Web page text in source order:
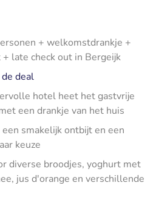
+ welkomstdrankje +
late check out in Bergeijk
deal
hotel heet het gastvrije
een drankje van het huis
smakelijk ontbijt en een
keuze
diverse broodjes, yoghurt met
jus d'orange en verschillende